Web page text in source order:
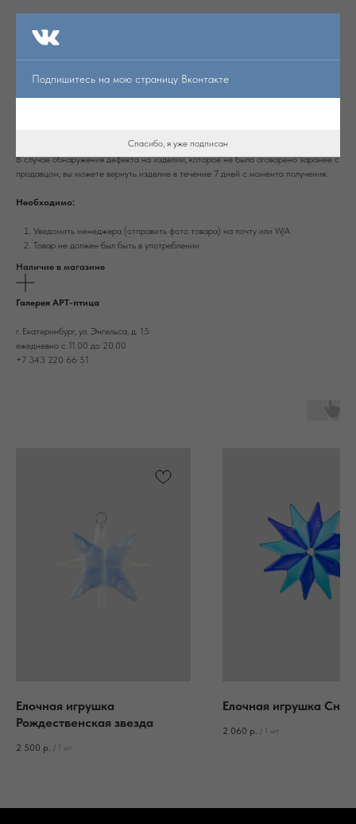
Доставка по России
Доставка осуществляется при 100% оплате заказа транспортной компанией
Сдек или Почтой России.
Срок доставки в другие города России - 4-10 рабочих дней.
В случае обнаружения дефекта на изделии, которое не было оговорено заранее с
продавцом, вы можете вернуть изделие в течение 7 дней с момента получения.
Необходимо:
Уведомить менеджера (отправить фото товара) на почту или W/А
Товар не должен был быть в употреблении
Наличие в магазине
Галерея АРТ-птица
г. Екатеринбург, ул. Энгельса, д. 15
ежедневно с 11.00 до 20.00
+7 343 220 66 51
Елочная игрушка
Рождественская звезда
2 500 р. / 1 шт
Елочная игрушка
2 060 р. / 1 шт
Подпишитесь на мою страницу Вконтакте
Спасибо, я уже подписан